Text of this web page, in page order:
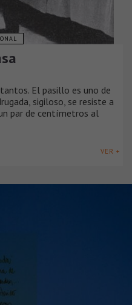
El pasillo es uno de
sigiloso, se resiste a
par de centímetros al
VER +